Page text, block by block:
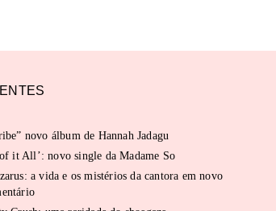
novo álbum de Hannah Jadagu
it All’: novo single da Madame So
a vida e os mistérios da cantora em novo